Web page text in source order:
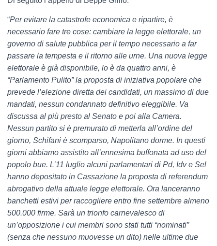
“Per evitare la catastrofe economica e ripartire, è
necessario fare tre cose: cambiare la legge elettorale, un
governo di salute pubblica per il tempo necessario a far
passare la tempesta e il ritorno alle urne. Una nuova legge
elettorale è già disponibile, lo è da quattro anni, è
“Parlamento Pulito” la proposta di iniziativa popolare che
prevede l’elezione diretta dei candidati, un massimo di due
mandati, nessun condannato definitivo eleggibile. Va
discussa al più presto al Senato e poi alla Camera.
Nessun partito si è premurato di metterla all’ordine del
giorno, Schifani è scomparso, Napolitano dorme. In questi
giorni abbiamo assistito all’ennesima buffonata ad uso del
popolo bue. L’11 luglio alcuni parlamentari di Pd, Idv e Sel
hanno depositato in Cassazione la proposta di referendum
abrogativo della attuale legge elettorale. Ora lanceranno
banchetti estivi per raccogliere entro fine settembre almeno
500.000 firme. Sarà un trionfo carnevalesco di
un’opposizione i cui membri sono stati tutti “nominati”
(senza che nessuno muovesse un dito) nelle ultime due